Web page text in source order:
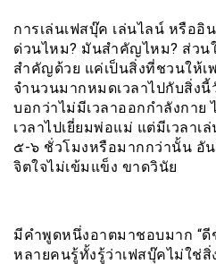
การเล่นเฟสบุ๊ค เล่นไลน์ หรือ
ด่วนไหม? มันสำคัญไหม? ส่วน
สำคัญด้วย แค่เป็นสิ่งที่ชวนให้
จำนวนมากหมดเวลาไปกับสิ่ง
บอกว่าไม่มีเวลาออกกำลังกาย
เวลาไปเยี่ยมพ่อแม่ แต่มีเวลาเ
๕-๖ ชั่วโมงหรือมากกว่านั้น อัน
จิตใจไม่เข้มแข็ง ขาดวินัย
มีคำพูดหนึ่งอาตมาชอบมาก “ดี
หลายคนรู้ทั้งรู้ว่าเฟสบุ๊คไม่ใช่